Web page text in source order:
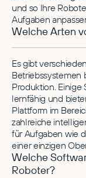
und so Ihre
Aufgaben
Welche Arten
Es gibt
Betriebssystemen
Produktion. Einige
lernfähig und
Plattform im
zahlreiche
für Aufgaben wie
einer einzigen
Welche
Roboter?